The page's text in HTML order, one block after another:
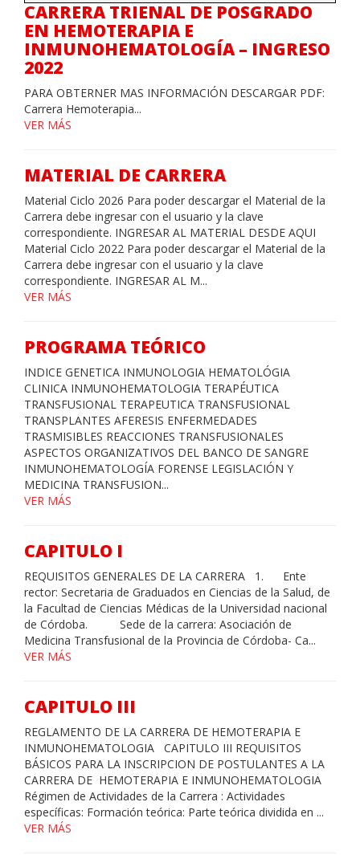
CARRERA TRIENAL DE POSGRADO
EN HEMOTERAPIA E
INMUNOHEMATOLOGÍA – INGRESO
2022
PARA OBTERNER MAS INFORMACIÓN DESCARGAR PDF:
Carrera Hemoterapia...
VER MÁS
MATERIAL DE CARRERA
Material Ciclo 2026 Para poder descargar el Material de la
Carrera debe ingresar con el usuario y la clave
correspondiente. INGRESAR AL MATERIAL DESDE AQUI
Material Ciclo 2022 Para poder descargar el Material de la
Carrera debe ingresar con el usuario y la clave
correspondiente. INGRESAR AL M...
VER MÁS
PROGRAMA TEÓRICO
INDICE GENETICA INMUNOLOGIA HEMATOLÓGIA
CLINICA INMUNOHEMATOLOGIA TERAPÉUTICA
TRANSFUSIONAL TERAPEUTICA TRANSFUSIONAL
TRANSPLANTES AFERESIS ENFERMEDADES
TRASMISIBLES REACCIONES TRANSFUSIONALES
ASPECTOS ORGANIZATIVOS DEL BANCO DE SANGRE
INMUNOHEMATOLOGÍA FORENSE LEGISLACIÓN Y
MEDICINA TRANSFUSION...
VER MÁS
CAPITULO I
REQUISITOS GENERALES DE LA CARRERA 1. Ente
rector: Secretaria de Graduados en Ciencias de la Salud, de
la Facultad de Ciencias Médicas de la Universidad nacional
de Córdoba. Sede de la carrera: Asociación de
Medicina Transfusional de la Provincia de Córdoba- Ca...
VER MÁS
CAPITULO III
REGLAMENTO DE LA CARRERA DE HEMOTERAPIA E
INMUNOHEMATOLOGIA CAPITULO III REQUISITOS
BÁSICOS PARA LA INSCRIPCION DE POSTULANTES A LA
CARRERA DE HEMOTERAPIA E INMUNOHEMATOLOGIA
Régimen de Actividades de la Carrera : Actividades
específicas: Formación teórica: Parte teórica dividida en ...
VER MÁS